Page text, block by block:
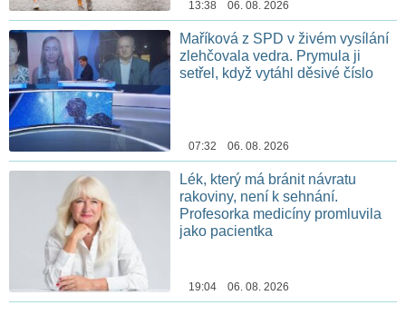
13:38 06. 08. 2026
Maříková z SPD v živém vysílání
zlehčovala vedra. Prymula ji
setřel, když vytáhl děsivé číslo
07:32 06. 08. 2026
Lék, který má bránit návratu
rakoviny, není k sehnání.
Profesorka medicíny promluvila
jako pacientka
19:04 06. 08. 2026